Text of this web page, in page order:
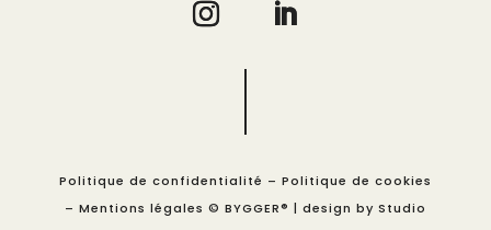
Politique de confidentialité – Politique de cookies
– Mentions légales © BYGGER® | design by Studio